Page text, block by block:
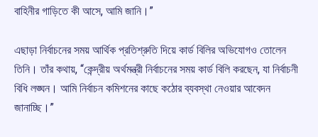
বাহিনীর গাড়িতে কী আসে, আমি জানি।”
এছাড়া নির্বাচনের সময় আর্থিক প্রতিশ্রুতি দিয়ে কার্ড বিলির অভিযোগও তোলেন
তিনি। তাঁর কথায়, “কেন্দ্রীয় অর্থমন্ত্রী নির্বাচনের সময় কার্ড বিলি করছেন, যা নির্বাচনী
বিধি লঙ্ঘন। আমি নির্বাচন কমিশনের কাছে কঠোর ব্যবস্থা নেওয়ার আবেদন
জানাচ্ছি।”